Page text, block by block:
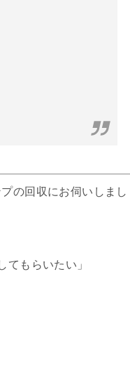
の回収にお伺いしまし
もらいたい」